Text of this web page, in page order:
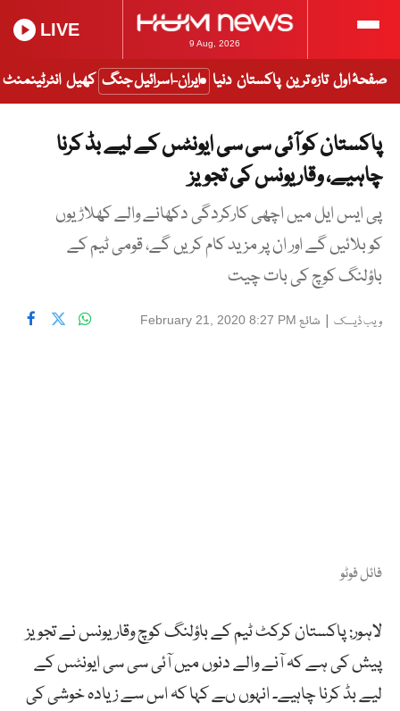
9 Aug, 2026
LIVE
صفحۂ اول تازہ ترین پاکستان دنیا ایران-اسرائیل جنگ کھیل انٹرٹینمنٹ
پاکستان کو آئی سی سی ایونٹس کے لیے بڈ کرنا
چاہیے، وقار یونس کی تجویز
پی ایس ایل میں اچھی کارکردگی دکھانے والے کھلاڑیوں
کو بلائیں گے اور ان پر مزید کام کریں گے، قومی ٹیم کے
باؤلنگ کوچ کی بات چیت
ویب ڈیسک | شائع February 21, 2020 8:27 PM
فائل فوٹو
لاہور: پاکستان کرکٹ ٹیم کے باؤلنگ کوچ وقار یونس نے تجویز
پیش کی ہے کہ آنے والے دنوں میں آئی سی سی ایونٹس کے
لیے بڈ کرنا چاہیے۔ انہوں ںے کہا کہ اس سے زیادہ خوشی کی